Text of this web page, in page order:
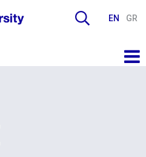
EN GR